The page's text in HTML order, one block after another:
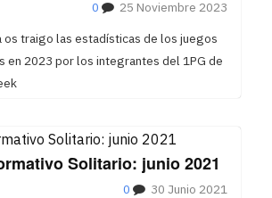
25 Noviembre 2023
0
os traigo las estadísticas de los juegos
en 2023 por los integrantes del 1PG de
Solitario: junio 2021
30 Junio 2021
0